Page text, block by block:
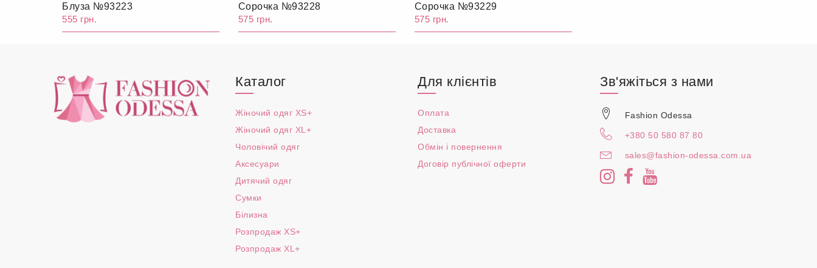
Блуза №93223
555 грн.
Сорочка №93228
575 грн.
Сорочка №93229
575 грн.
Каталог
Жіночий одяг XS+
Жіночий одяг XL+
Чоловічий одяг
Аксесуари
Дитячий одяг
Сумки
Білизна
Розпродаж XS+
Розпродаж XL+
Для клієнтів
Оплата
Доставка
Обмін і повернення
Договір публічної оферти
Зв'яжіться з нами
Fashion Odessa
+380 50 580 87 80
sales@fashion-odessa.com.ua